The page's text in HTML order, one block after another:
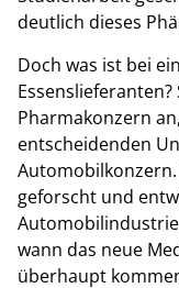
deutlich dieses
Doch was ist bei
Pharmakonzern
entscheidenden
geforscht und
wann das neue
überhaupt